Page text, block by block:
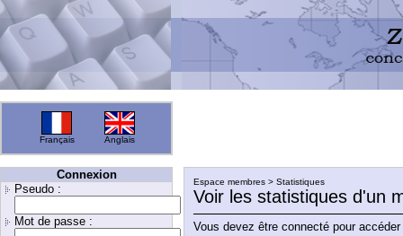
Français Anglais
Connexion
Pseudo :
Mot de passe :
Espace membres > Statistiques
Voir les statistiques d'un
Vous devez être connecté pour